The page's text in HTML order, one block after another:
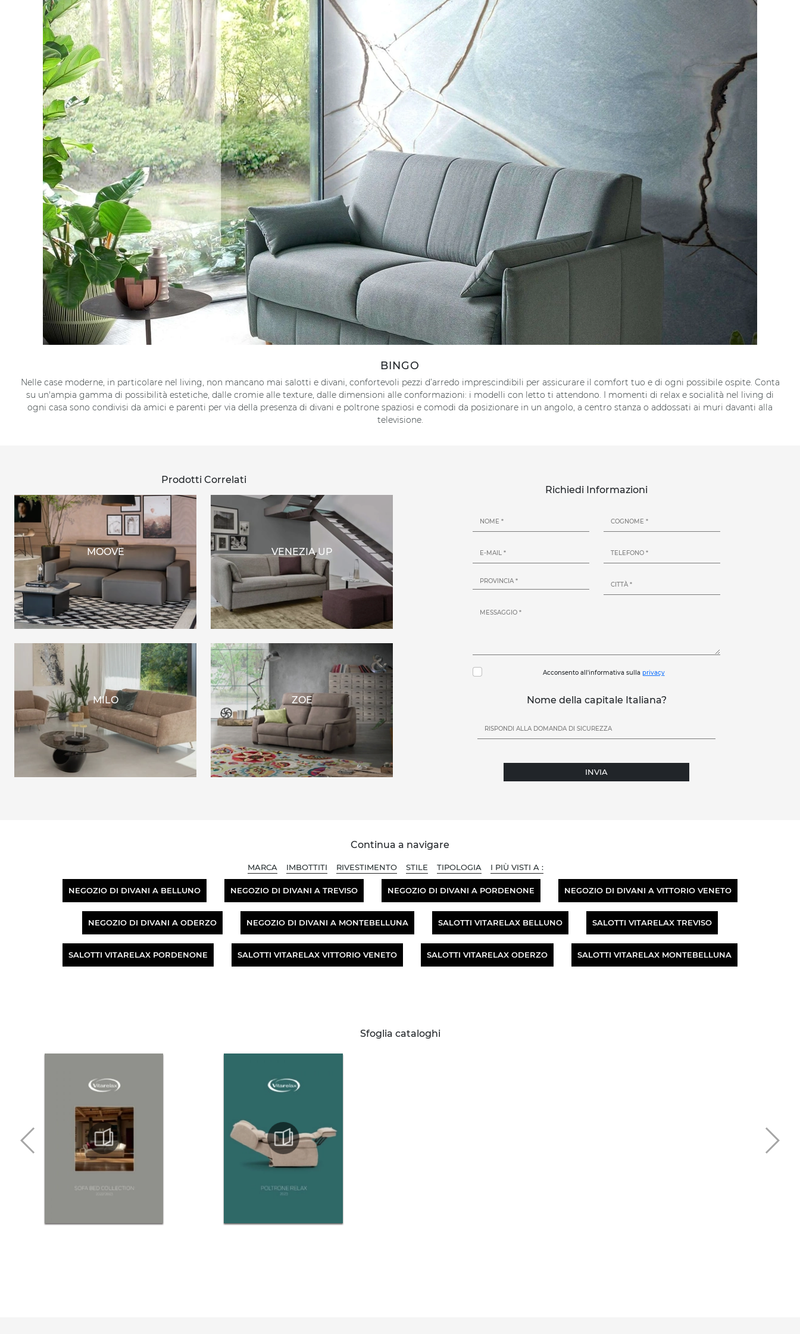
BINGO
Nelle case moderne, in particolare nel living, non mancano mai salotti e divani, confortevoli pezzi d’arredo imprescindibili per assicurare il comfort tuo e di ogni possibile ospite. Conta
su un'ampia gamma di possibilità estetiche, dalle cromie alle texture, dalle dimensioni alle conformazioni: i modelli con letto ti attendono. I momenti di relax e socialità nel living di
ogni casa sono condivisi da amici e parenti per via della presenza di divani e poltrone spaziosi e comodi da posizionare in un angolo, a centro stanza o addossati ai muri davanti alla
televisione.
Prodotti Correlati
MOOVE VENEZIA UP
MILO ZOE
Richiedi Informazioni
Acconsento all'informativa sulla privacy
Nome della capitale Italiana?
INVIA
Continua a navigare
MARCA IMBOTTITI RIVESTIMENTO STILE TIPOLOGIA I PIÙ VISTI A :
NEGOZIO DI DIVANI A BELLUNO NEGOZIO DI DIVANI A TREVISO NEGOZIO DI DIVANI A PORDENONE NEGOZIO DI DIVANI A VITTORIO VENETO
NEGOZIO DI DIVANI A ODERZO NEGOZIO DI DIVANI A MONTEBELLUNA SALOTTI VITARELAX BELLUNO SALOTTI VITARELAX TREVISO
SALOTTI VITARELAX PORDENONE SALOTTI VITARELAX VITTORIO VENETO SALOTTI VITARELAX ODERZO SALOTTI VITARELAX MONTEBELLUNA
Sfoglia cataloghi